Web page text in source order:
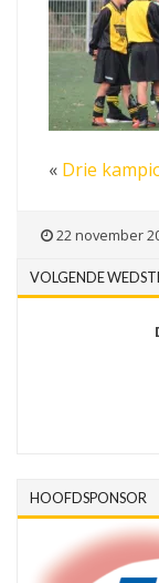
« Drie
22 november
VOLGENDE
HOOFDSPONSOR